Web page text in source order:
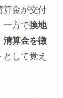
算金が交付
一方で換地
清算金を徴
して覚え